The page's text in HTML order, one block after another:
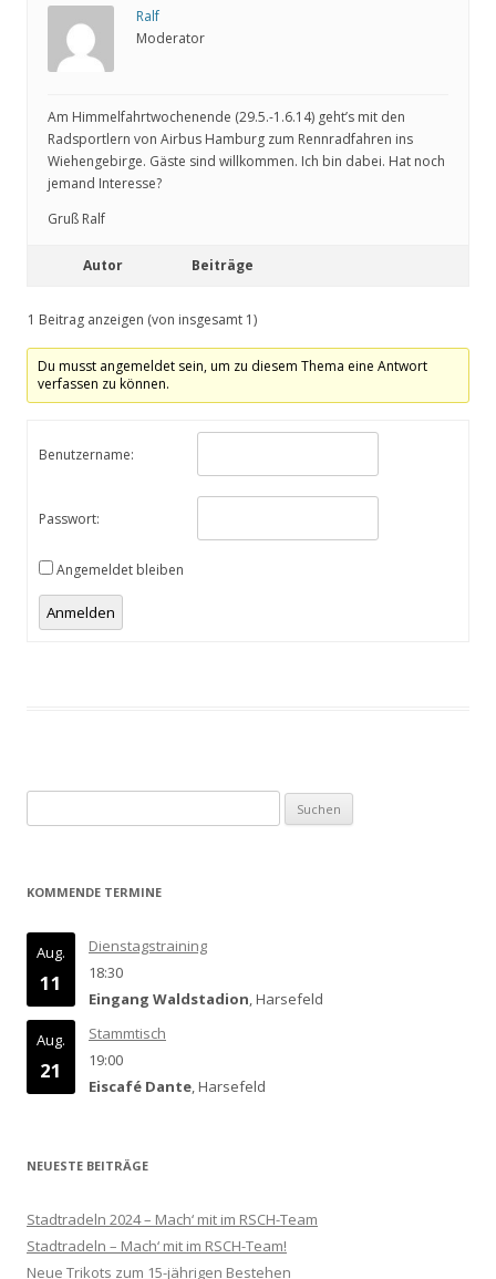
Ralf
Moderator
Am Himmelfahrtwochenende (29.5.-1.6.14) geht’s mit den
Radsportlern von Airbus Hamburg zum Rennradfahren ins
Wiehengebirge. Gäste sind willkommen. Ich bin dabei. Hat noch
jemand Interesse?
Gruß Ralf
Autor Beiträge
1 Beitrag anzeigen (von insgesamt 1)
Du musst angemeldet sein, um zu diesem Thema eine Antwort
verfassen zu können.
Benutzername:
Passwort:
Angemeldet bleiben
Anmelden
nach:
KOMMENDE TERMINE
Aug.
11
Dienstagstraining
18:30
Eingang Waldstadion, Harsefeld
Aug.
21
Stammtisch
19:00
Eiscafé Dante, Harsefeld
NEUESTE BEITRÄGE
Stadtradeln 2024 – Mach‘ mit im RSCH-Team
Stadtradeln – Mach‘ mit im RSCH-Team!
Neue Trikots zum 15-jährigen Bestehen